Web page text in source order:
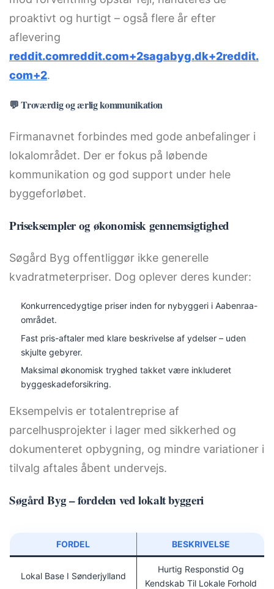
proaktivt og hurtigt – også flere år efter
aflevering
reddit.comreddit.com+2sagabyg.dk+2reddit.
com+2.
💬 Troværdig og ærlig kommunikation
Firmanavnet forbindes med gode anbefalinger i
lokalområdet. Der er fokus på løbende
kommunikation og god support under hele
byggeforløbet.
Priseksempler og økonomisk gennemsigtighed
Søgård Byg offentliggør ikke generelle
kvadratmeterpriser. Dog oplever deres kunder:
Konkurrencedygtige priser inden for nybyggeri i Aabenraa-
området.
Fast pris-aftaler med klare beskrivelse af ydelser – uden
skjulte gebyrer.
Maksimal økonomisk tryghed takket være inkluderet
byggeskadeforsikring.
Eksempelvis er totalentreprise af
parcelhusprojekter i lager med sikkerhed og
dokumenteret opbygning, og mindre variationer i
tilvalg aftales åbent undervejs.
Søgård Byg – fordelen ved lokalt byggeri
FORDEL BESKRIVELSE
Lokal Base I Sønderjylland
Hurtig Responstid Og
Kendskab Til Lokale Forhold